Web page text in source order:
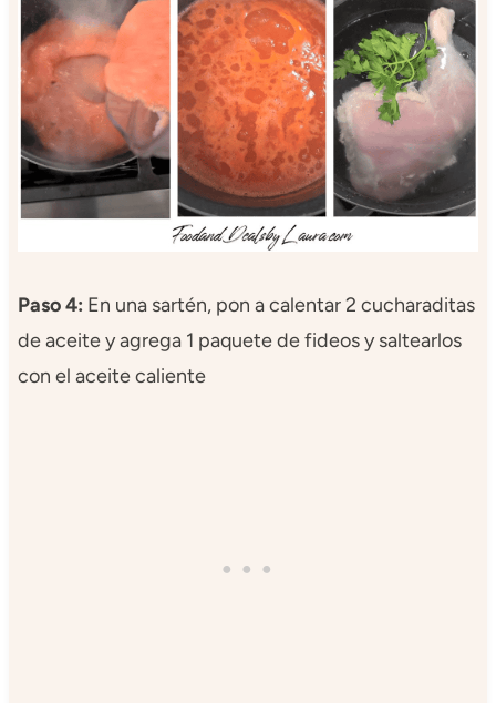
Paso 4: En una sartén, pon a calentar 2 cucharaditas
de aceite y agrega 1 paquete de fideos y saltearlos
con el aceite caliente